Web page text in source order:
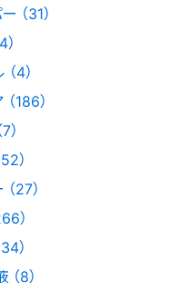
（31）
4）
186）
）
27）
）
）
8）